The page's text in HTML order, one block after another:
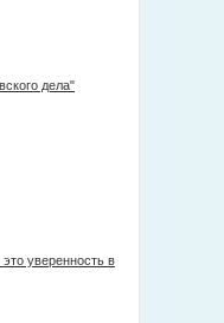
дела"
уверенность в